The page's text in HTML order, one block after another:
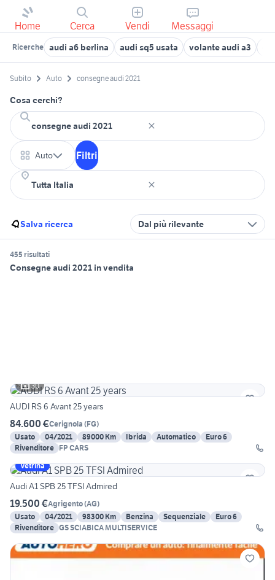
Home Cerca Vendi Messaggi
Ricerche audi a6 berlina audi sq5 usata volante audi a3
Subito Auto consegne audi 2021
Cosa cerchi?
Auto Filtri
Salva ricerca Dal più rilevante
455 risultati
Consegne audi 2021 in vendita
30
AUDI RS 6 Avant 25 years
84.600 €Cerignola (FG)
Usato
04/2021 89000 Km Ibrida Automatico
Euro 6
Rivenditore FP CARS
Vetrina
Audi A1 SPB 25 TFSI Admired
19.500 €Agrigento(AG)
Usato
04/2021 98300 Km Benzina Sequenziale
Euro 6
Rivenditore GS SCIABICA MULTISERVICE